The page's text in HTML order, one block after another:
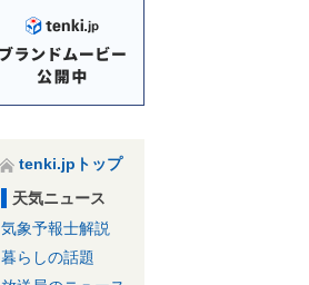
tenki.jpトップ
天気ニュース
気象予報士解説
暮らしの話題